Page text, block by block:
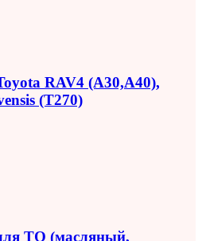
RAV4 (A30,A40),
(T270)
ТО (масляный,